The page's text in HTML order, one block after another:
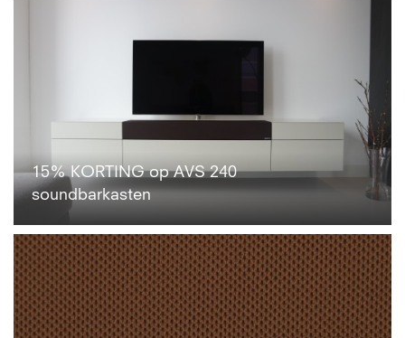
15% KORTING op AVS 240
soundbarkasten